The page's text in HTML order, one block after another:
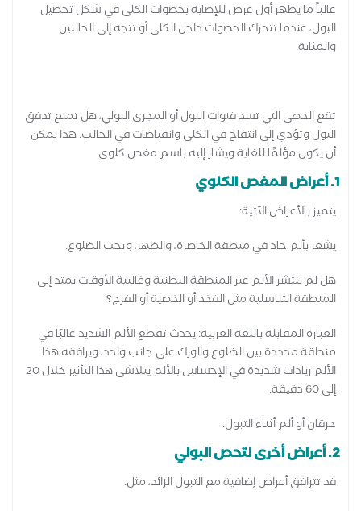
غالباً ما يظهر أول عرض للإصابة بحصوات الكلى في شكل تحصيل
البول، عندما تتحرك الحصوات داخل الكلى أو تتجه إلى الحالبين
والمثانة.
تقع الحصى التي تسد قنوات البول أو المجرى البولي، هل تمنع تدفق
البول وتؤدي إلى انتفاخ في الكلى وانقباضات في الحالب. هذا يمكن
أن يكون مؤلمًا للغاية ويشار إليه باسم مغص كلوي.
1. أعراض المغص الكلوي
يتميز بالأعراض الآتية:
يشعر بألم حاد في منطقة الخاصرة، والظهر، وتحت الضلوع.
هل لم ينتشر الألم عبر المنطقة البطنية وغالبية الأوقات يمتد إلى
المنطقة التناسلية مثل الفخذ أو الخصية أو الفرج؟
العبارة المقابلة باللغة العربية: يحدث تقطع الألم الشديد غالبًا في
منطقة محددة بين الضلوع والورك على جانب واحد، ويرافقه هذا
الألم زيادات شديدة في الإحساس بالألم يتلاشى هذا التأثير خلال 20
إلى 60 دقيقة.
حرقان أو ألم أثناء التبول.
2. أعراض أخرى لتحص البولي
قد تترافق أعراض إضافية مع التبول الزائد، مثل: